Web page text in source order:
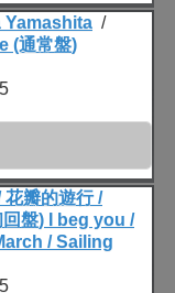
Yamashita /
(通常盤)
花瓣的遊行 /
盤) I beg you /
/ Sailing